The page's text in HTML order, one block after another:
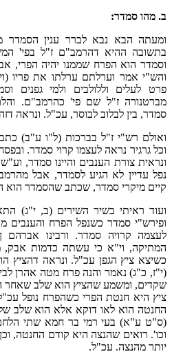
ב. מהו סמדר:
ומעתה הבא נבא לברר ענין הסמדר
בתשובה ההיא דהרמב"ם ז"ל בפי'
וסמדר הוא הפרח שממנו יהיה הפרי,
והש"י אמר וערלתם ערלתו את פריו
פרט לעלים וללולבים ולמי גפנים
מברטנורה ז"ל שם פי' כהרמב"ם.
סמדר, בין לבלוב לבוסר, עכ"ל. ונראה
ואולם רש"י ז"ל בברכות (ל"ו ע"ב)
וכל גרגיר נראה לעצמו קרוי סמדר.
ונראית צורת הענבים והיינו סמדר,
נפל עדיין לא הגיע לסמדר, אבל
קיים מיקרי סמדר, שכתב שהסמדר הוא
ועוד ראיתי בשיר השירים (ב, י"ג)
ופירש"י סמדר כשנפל הפרח והענבים
לעצמה קרויה סמדר. ורבינו
המתיקה, וי"א כי עשתה כדמות אבק,
כשיצא ציץ הגפן עכ"ל. ונראה
(י"ז, כ"ג) נאמר והנה פרח מטה אהרן לבית
שקדים, ומשמע שהציץ הוא שלב שאחר
ציץ היא חנטת הפרי כשהפרח נופל
החנטה הוא לאו דוקא אלא הוא שלב
(ס"ט ע"א) בעי רמי בר חמא שתי
וכו'. רואים שהנצה היא קודם החנטה,
יותר מהנצה. עכ"ל.